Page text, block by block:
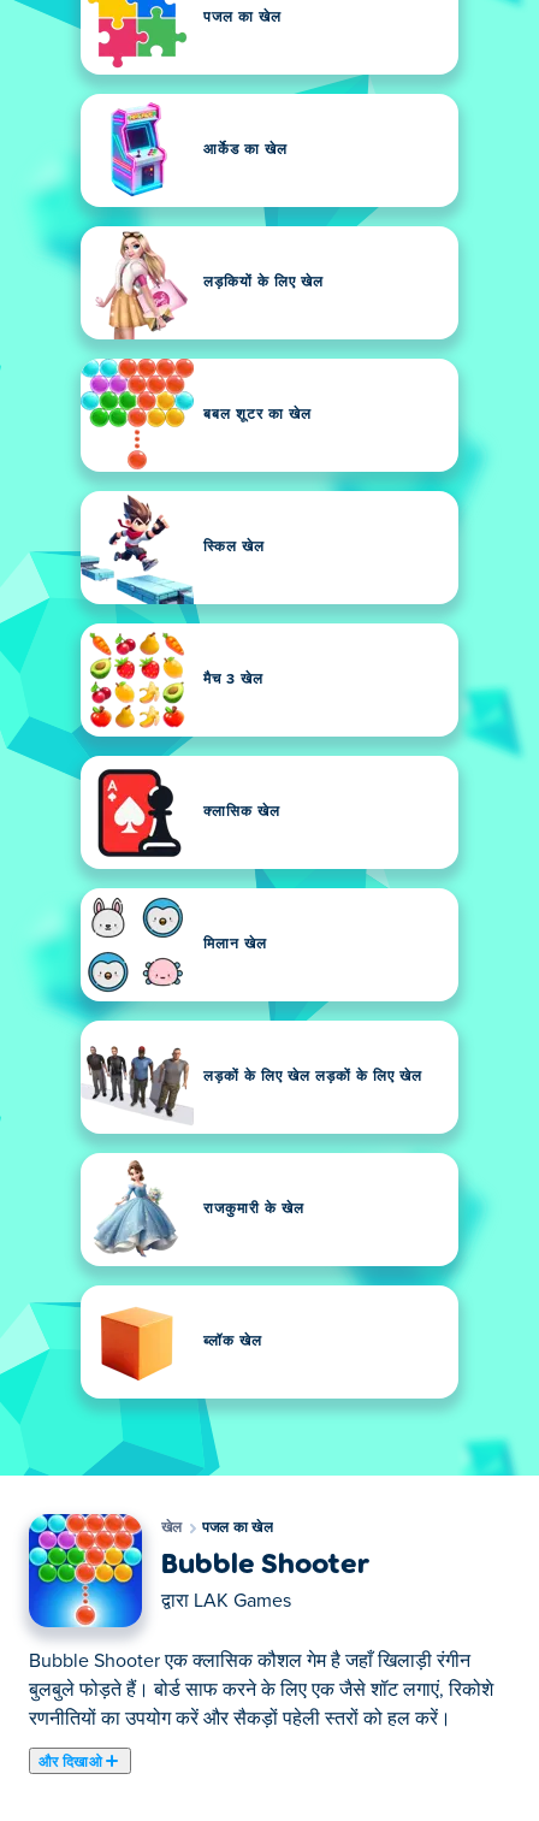
पजल का खेल
आर्केड का खेल
लड़कियों के लिए खेल
बबल शूटर का खेल
स्किल खेल
मैच 3 खेल
क्लासिक खेल
मिलान खेल
लड़कों के लिए खेल लड़कों के लिए खेल
राजकुमारी के खेल
ब्लॉक खेल
खेल पजल का खेल
Bubble Shooter
द्वारा LAK Games
Bubble Shooter एक क्लासिक कौशल गेम है जहाँ खिलाड़ी रंगीन
बुलबुले फोड़ते हैं। बोर्ड साफ करने के लिए एक जैसे शॉट लगाएं, रिकोशे
रणनीतियों का उपयोग करें और सैकड़ों पहेली स्तरों को हल करें।
और दिखाओ